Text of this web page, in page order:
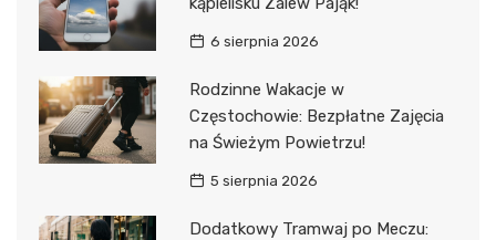
6 sierpnia 2026
Rodzinne Wakacje w
Częstochowie: Bezpłatne Zajęcia
na Świeżym Powietrzu!
5 sierpnia 2026
Dodatkowy Tramwaj po Meczu: